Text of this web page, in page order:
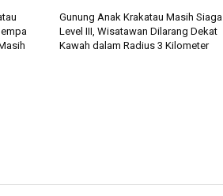
Gunung Anak Krakatau Masih Siaga
Level III, Wisatawan Dilarang Dekat
Kawah dalam Radius 3 Kilometer